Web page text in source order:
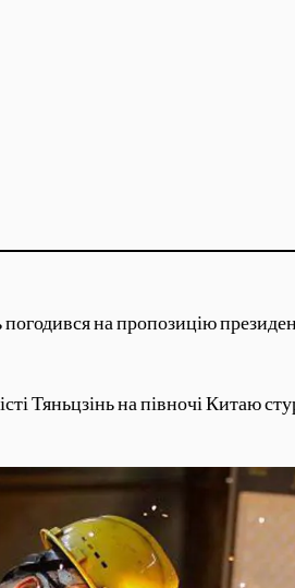
погодився на пропозицію
Тяньцзінь на півночі Китаю